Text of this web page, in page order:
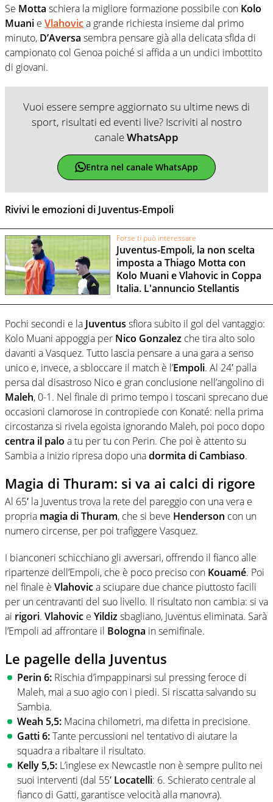
Se Motta schiera la migliore formazione possibile con Kolo
Muani e Vlahovica grande richiesta insieme dal primo
minuto, D’Aversa sembra pensare già alla delicata sfida di
campionato col Genoa poiché si affida a un undici imbottito
di giovani.
Vuoi essere sempre aggiornato su ultime news di
sport, risultati ed eventi live? Iscriviti al nostro
canaleWhatsApp
Entra nel canale WhatsApp
Rivivi le emozioni di Juventus-Empoli
Forse ti può interessare
Juventus-Empoli, la non scelta
imposta a Thiago Motta con
Kolo Muani e Vlahovic in Coppa
Italia. L'annuncio Stellantis
Pochi secondi e la Juventus sfiora subito il gol del vantaggio:
Kolo Muani appoggia per Nico Gonzalez che tira alto solo
davanti a Vasquez. Tutto lascia pensare a una gara a senso
unico e, invece, a sbloccare il match è l’Empoli. Al 24′ palla
persa dal disastroso Nico e gran conclusione nell’angolino di
Maleh, 0-1. Nel finale di primo tempo i toscani sprecano due
occasioni clamorose in contropiede con Konaté: nella prima
circostanza si rivela egoista ignorando Maleh, poi poco dopo
centra il palo a tu per tu con Perin. Che poi è attento su
Sambia a inizio ripresa dopo unadormita di Cambiaso.
Magia di Thuram: si va ai calci di rigore
Al 65′ la Juventus trova la rete del pareggio con una vera e
propria magia di Thuram, che si beve Henderson con un
numero circense, per poi trafiggere Vasquez.
I bianconeri schicchiano gli avversari, offrendo il fianco alle
ripartenze dell’Empoli, che è poco preciso con Kouamé. Poi
nel finale è Vlahovica sciupare due chance piuttosto facili
per un centravanti del suo livello. Il risultato non cambia: si va
ai rigori. Vlahovic e Yildizsbagliano, Juventus eliminata. Sarà
l’Empoli ad affrontare il Bologna in semifinale.
Le pagelle della Juventus
Perin 6: Rischia d’impappinarsi sul pressing feroce di
Maleh, mai a suo agio con i piedi. Si riscatta salvando su
Sambia.
Weah 5,5: Macina chilometri, ma difetta in precisione.
Gatti 6:Tante percussioni nel tentativo di aiutare la
squadra a ribaltare il risultato.
Kelly 5,5: L’inglese ex Newcastle non è sempre pulito nei
suoi interventi (dal 55′ Locatelli: 6. Schierato centrale al
fianco di Gatti, garantisce velocità alla manovra).